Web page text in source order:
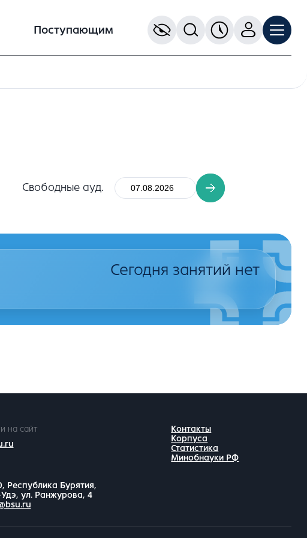
Поступающим
Свободные ауд.
Сегодня занятий нет
на сайт
Республика Бурятия,
Удэ, ул. Ранжурова, 4
Контакты
Корпуса
Статистика
Минобнауки РФ